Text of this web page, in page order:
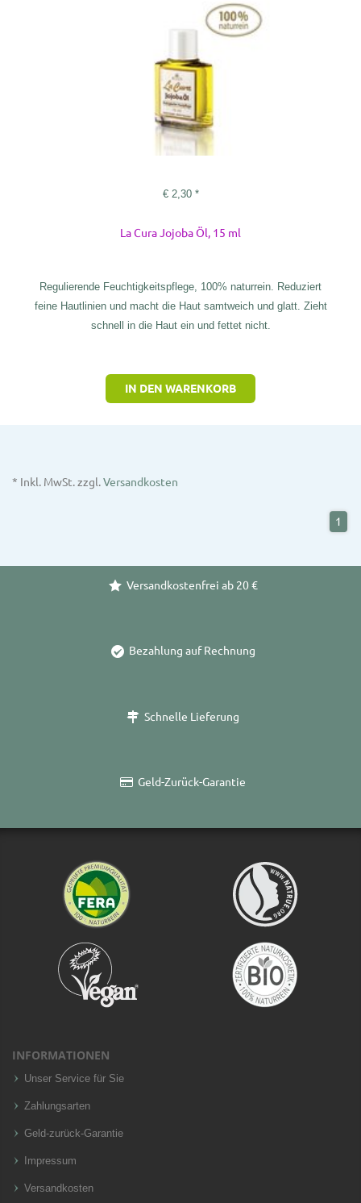
€2,30 *
La Cura Jojoba Öl, 15 ml
Regulierende Feuchtigkeitspflege, 100% naturrein. Reduziert
feine Hautlinien und macht die Haut samtweich und glatt. Zieht
schnell in die Haut ein und fettet nicht.
IN DEN WARENKORB
* Inkl. MwSt. zzgl.Versandkosten
1
Versandkostenfrei ab 20 €
Bezahlung auf Rechnung
Schnelle Lieferung
Geld-Zurück-Garantie
INFORMATIONEN
Unser Service für Sie
Zahlungsarten
Geld-zurück-Garantie
Impressum
Versandkosten